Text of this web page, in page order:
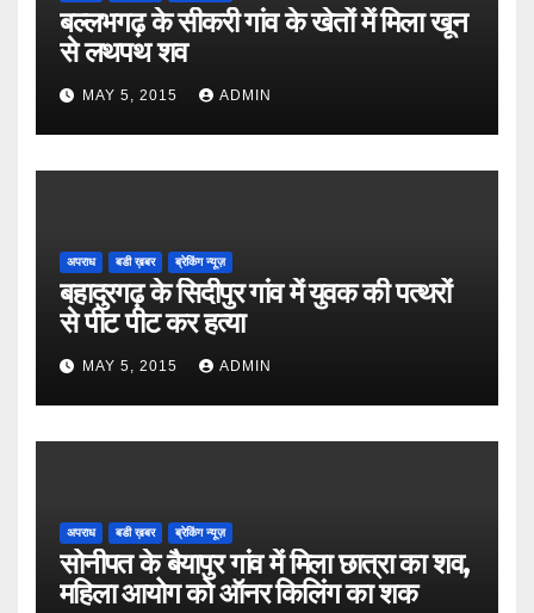
बल्लभगढ़ के सीकरी गांव के खेतों में मिला खून
से लथपथ शव
MAY 5, 2015 ADMIN
अपराध बडी ख़बर ब्रेकिंग न्यूज़
बहादुरगढ़ के सिदीपुर गांव में युवक की पत्थरों
से पीट पीट कर हत्या
MAY 5, 2015 ADMIN
अपराध बडी ख़बर ब्रेकिंग न्यूज़
सोनीपत के बैयापुर गांव में मिला छात्रा का शव,
महिला आयोग को ऑनर किलिंग का शक